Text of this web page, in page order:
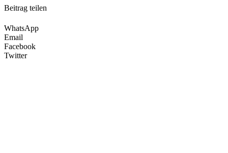
Beitrag teilen
WhatsApp
Email
Facebook
Twitter